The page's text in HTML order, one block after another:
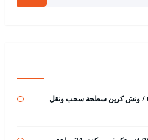
ونش ابو حليفة رقم / 65557275 / ونش كرين سطحة سحب ونقل